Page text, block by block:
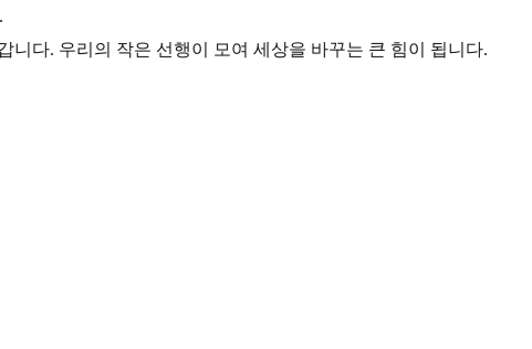
니다. 우리의 작은 선행이 모여 세상을 바꾸는 큰 힘이 됩니다.